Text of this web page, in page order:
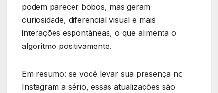
podem parecer bobos, mas geram
curiosidade, diferencial visual e mais
interações espontâneas, o que alimenta o
algoritmo positivamente.
Em resumo: se você levar sua presença no
Instagram a sério, essas atualizações são